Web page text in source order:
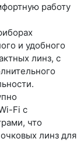
работу
и удобного
линз, с
Fi с
что
линз для